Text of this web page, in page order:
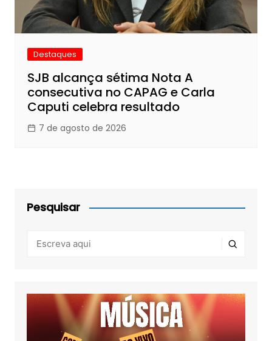
Destaques
SJB alcança sétima Nota A
consecutiva no CAPAG e Carla
Caputi celebra resultado
7 de agosto de 2026
Pesquisar